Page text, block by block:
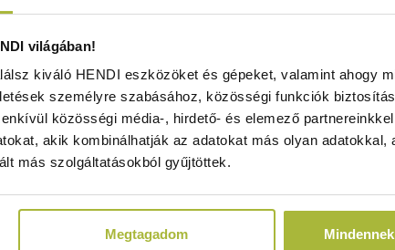
világában!
kiváló HENDI eszközöket és gépeket, valamint ahogy
személyre szabásához, közösségi funkciók
közösségi média-, hirdető- és elemező
akik kombinálhatják az adatokat más olyan adatokkal,
más szolgáltatásokból gyűjtöttek.
Megtagadom
– 10,5 l – 10.5 L –
mm - HENDI 425343
Ft+ ÁFA)